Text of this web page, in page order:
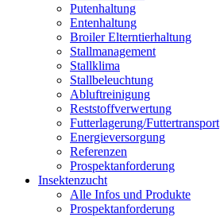
Putenhaltung
Entenhaltung
Broiler Elterntierhaltung
Stallmanagement
Stallklima
Stallbeleuchtung
Abluftreinigung
Reststoffverwertung
Futterlagerung/Futtertransport
Energieversorgung
Referenzen
Prospektanforderung
Insektenzucht
Alle Infos und Produkte
Prospektanforderung